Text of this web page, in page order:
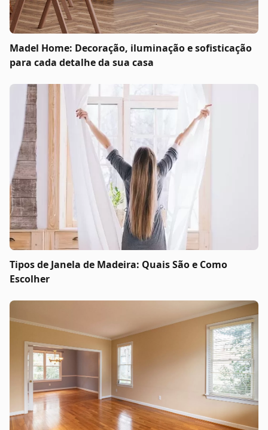
Madel Home: Decoração, iluminação e sofisticação
para cada detalhe da sua casa
Tipos de Janela de Madeira: Quais São e Como
Escolher